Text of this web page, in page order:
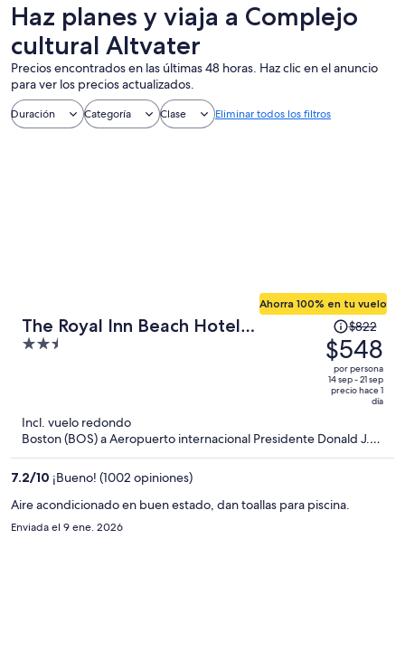
Haz planes y viaja a Complejo
cultural Altvater
Precios encontrados en las últimas 48 horas. Haz clic en el anuncio
para ver los precios actualizados.
Duración Categoría Clase Eliminar todos los filtros
The Royal Inn Beach Hotel
Hutchinson Island
2.5
Ahorra 100% en tu vuelo
El
precio
era
de
$822
ahora
es
por
$822
$548
por persona
14 sep - 21 sep
precio hace 1
día
Incl. vuelo redondo
Boston (BOS) a Aeropuerto internacional Presidente Donald J.
Trump (PBI)
7.2/10 ¡Bueno! (1002 opiniones)
Aire acondicionado en buen estado, dan toallas para piscina.
Enviada el 9 ene. 2026